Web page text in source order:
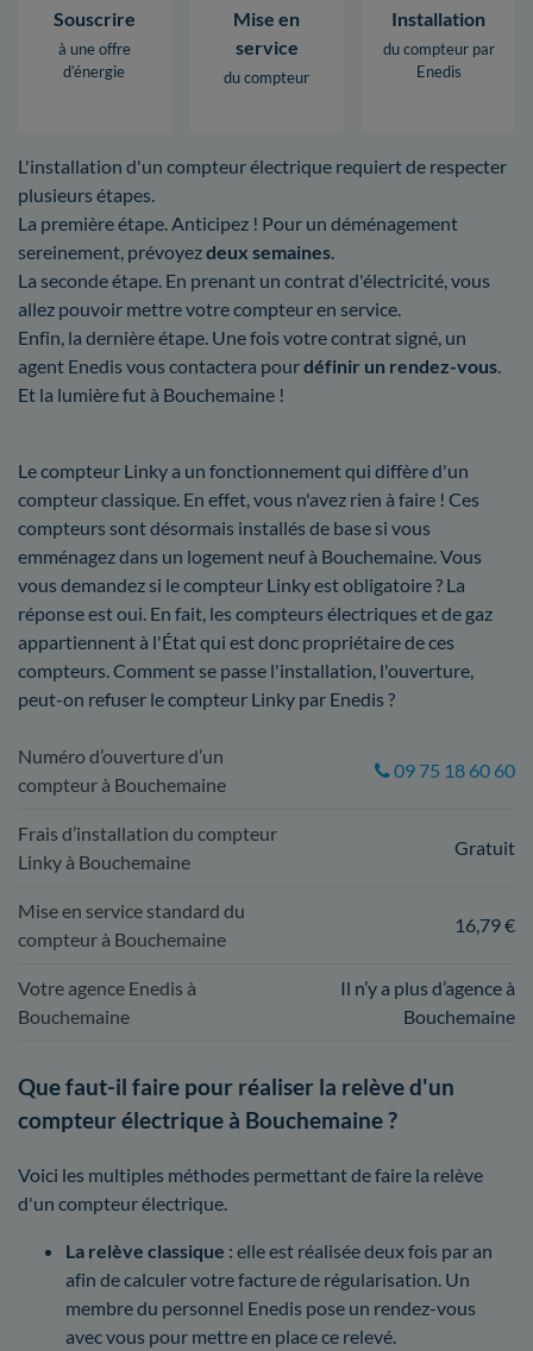
Souscrire
à une offre
d’énergie
Mise en
service
du compteur
Installation
du compteur par
Enedis
L'installation d'un compteur électrique requiert de respecter
plusieurs étapes.
La première étape. Anticipez ! Pour un déménagement
sereinement, prévoyezdeux semaines.
La seconde étape. En prenant un contrat d'électricité, vous
allez pouvoir mettre votre compteur en service.
Enfin, la dernière étape. Une fois votre contrat signé, un
agent Enedis vous contactera pourdéfinir un rendez-vous.
Et la lumière fut à Bouchemaine !
Le compteur Linky a un fonctionnement qui diffère d'un
compteur classique. En effet, vous n'avez rien à faire ! Ces
compteurs sont désormais installés de base si vous
emménagez dans un logement neuf à Bouchemaine. Vous
vous demandez si le compteur Linky est obligatoire ? La
réponse est oui. En fait, les compteurs électriques et de gaz
appartiennent à l'État qui est donc propriétaire de ces
compteurs. Comment se passe l'installation, l'ouverture,
peut-on refuser le compteur Linky par Enedis ?
Numéro d’ouverture d’un
compteur à Bouchemaine
09 75 18 60 60
Frais d’installation du compteur
Linky à Bouchemaine
Gratuit
Mise en service standard du
compteur à Bouchemaine
16,79 €
Votre agence Enedis à
Bouchemaine
Il n’y a plus d’agence à
Bouchemaine
Que faut-il faire pour réaliser la relève d'un
compteur électrique à Bouchemaine ?
Voici les multiples méthodes permettant de faire la relève
d'un compteur électrique.
La relève classique : elle est réalisée deux fois par an
afin de calculer votre facture de régularisation. Un
membre du personnel Enedis pose un rendez-vous
avec vous pour mettre en place ce relevé.